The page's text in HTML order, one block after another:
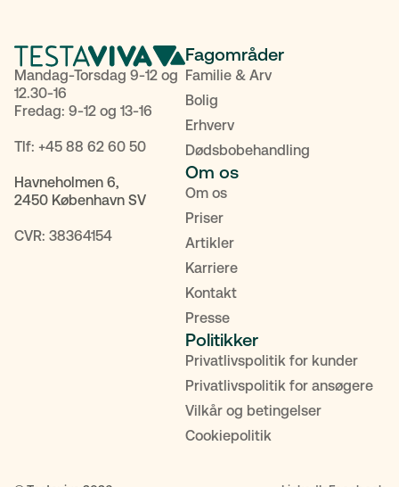
Mandag-Torsdag 9-12 og
12.30-16
Fredag: 9-12 og 13-16
Tlf: +45 88 62 60 50
Havneholmen 6,
2450 København SV
CVR: 38364154
Fagområder
Familie & Arv
Bolig
Erhverv
Dødsbobehandling
Om os
Om os
Priser
Artikler
Karriere
Kontakt
Presse
Politikker
Privatlivspolitik for kunder
Privatlivspolitik for ansøgere
Vilkår og betingelser
Cookiepolitik